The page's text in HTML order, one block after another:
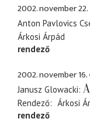
2002. november 22.
Anton Pavlovics
Árkosi Árpád
rendező
2002. november 16.
Janusz Glowacki
Rendező
Árkosi
rendező